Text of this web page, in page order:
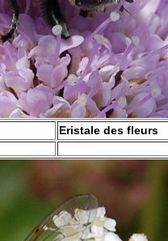
Eristale des fleurs